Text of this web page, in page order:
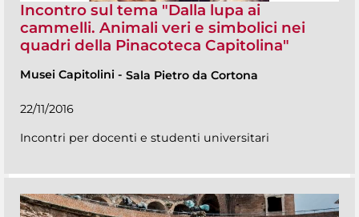
Incontro sul tema "Dalla lupa ai
cammelli. Animali veri e simbolici nei
quadri della Pinacoteca Capitolina"
Musei Capitolini - Sala Pietro da Cortona
22/11/2016
Incontri per docenti e studenti universitari